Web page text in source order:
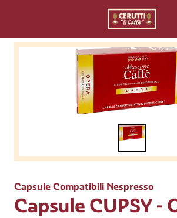
Capsule Compatibili Nespresso
Capsule CUPSY -